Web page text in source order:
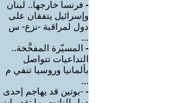
- فرنسا خارجها.. لبنان
وإسرائيل يتفقان على
دول لمراقبة -نزع- س
...
- المسيّرة المفخَّخة..
التداعيات تتواصل
بألمانيا وروسيا تنفي م
...
- -بوتين قد يهاجم إحدى